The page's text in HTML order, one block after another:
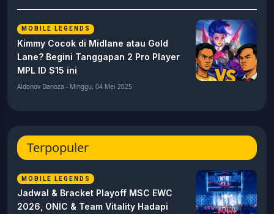
MOBILE LEGENDS
Kimmy Cocok di Midlane atau Gold
Lane? Begini Tanggapan 2 Pro Player
MPL ID S15 ini
Aldonov Danoza - Minggu, 04 Mei 2025
Terpopuler
MOBILE LEGENDS
Jadwal & Bracket Playoff MSC EWC
2026, ONIC & Team Vitality Hadapi